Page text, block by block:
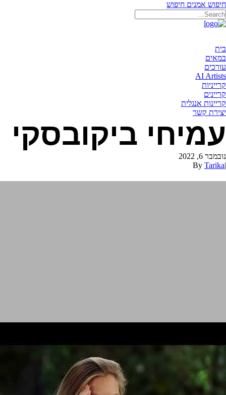
חיפוש אמנים חיפוש
בית
במאים
עורכים
AI Artists
קרייניות
קריינים
קריינות אנגלית
יצירת קשר
עמיחי ביקובסקי
נובמבר 6, 2022
|
By Tarika